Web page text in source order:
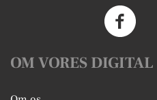
OM VORES DIGITAL